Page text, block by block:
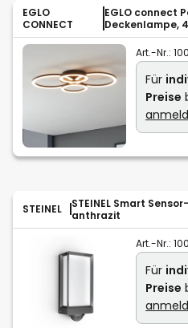
EGLO
CONNECT
EGLO connect
Deckenlampe,
Art.-Nr.:
Für
Preise
STEINEL
STEINEL Smart
anthrazit
Art.-Nr.:
Für
Preise